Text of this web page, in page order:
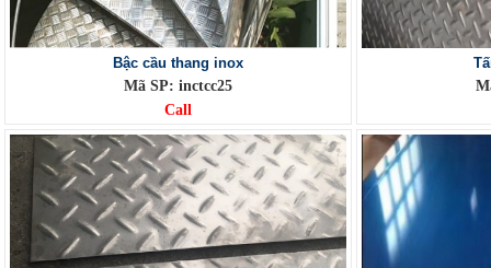
Bậc cầu thang inox
Mã SP: inctcc25
Call